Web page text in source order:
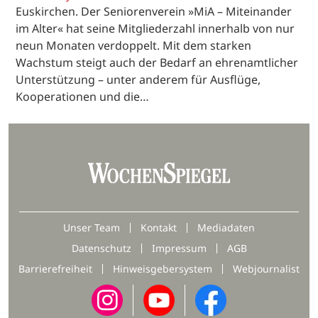
Euskirchen. Der Seniorenverein »MiA – Miteinander
im Alter« hat seine Mitgliederzahl innerhalb von nur
neun Monaten verdoppelt. Mit dem starken
Wachstum steigt auch der Bedarf an ehrenamtlicher
Unterstützung – unter anderem für Ausflüge,
Kooperationen und die…
Unser Team Kontakt
Mediadaten
Datenschutz
Impressum
AGB
Barrierefreiheit
Hinweisgebersystem Webjournalist